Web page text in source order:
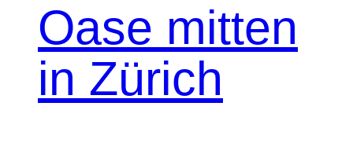
Oase mitten
in Zürich